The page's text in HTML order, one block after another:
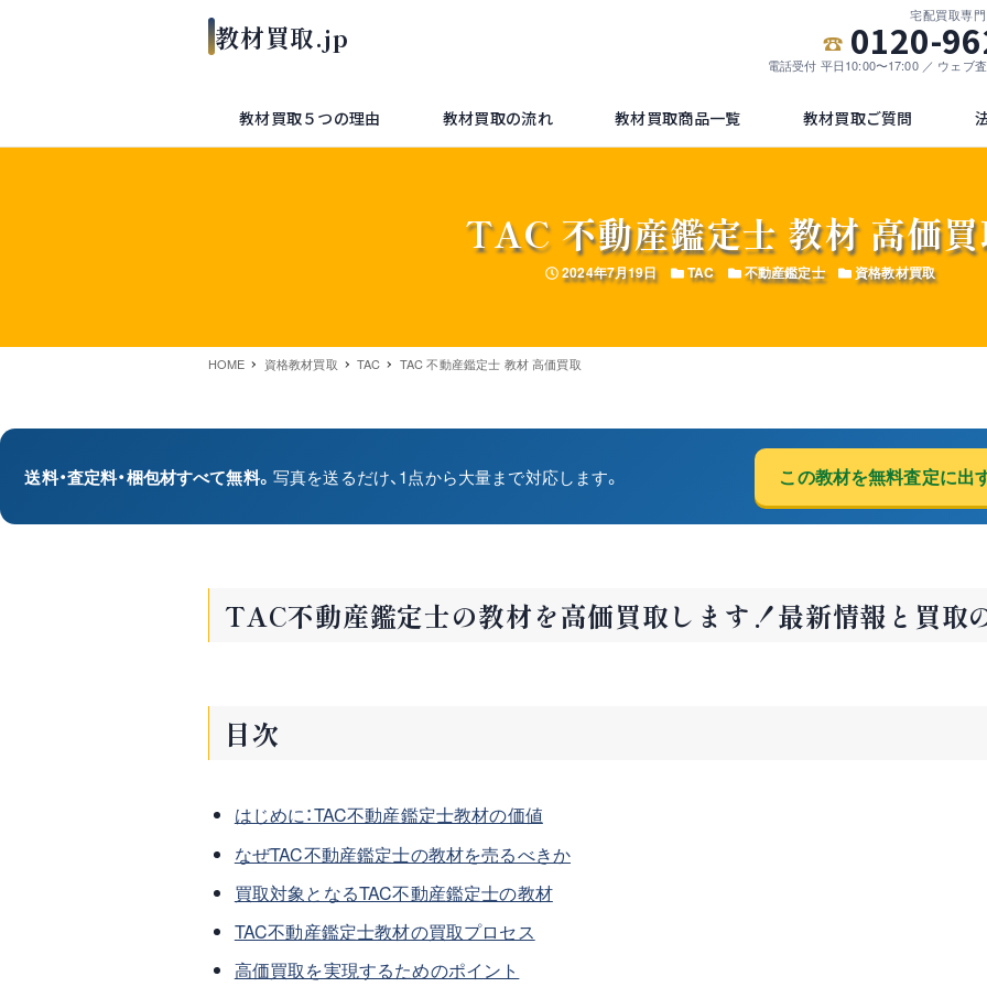
宅配買取専
0120-
電話受付 平日10:00〜17:00 ／ ウェブ
教材買取５つの理由 教材買取の流れ 教材買取商品一覧 教材買取ご質問
TAC 不動産鑑定士 教材 高価
投稿日
2024年7月19日 カテゴリー
TAC カテゴリー
不動産鑑定士 カテゴリー
資格教材買取
HOME 資格教材買取 TAC TAC 不動産鑑定士 教材 高価買取
送料・査定料・梱包材すべて無料。 写真を送るだけ、1点から大量まで対応します。 この教材を無料査定に出
TAC不動産鑑定士の教材を高価買取します！最新情報と買取
目次
はじめに：TAC不動産鑑定士教材の価値
なぜTAC不動産鑑定士の教材を売るべきか
買取対象となるTAC不動産鑑定士の教材
TAC不動産鑑定士教材の買取プロセス
高価買取を実現するためのポイント